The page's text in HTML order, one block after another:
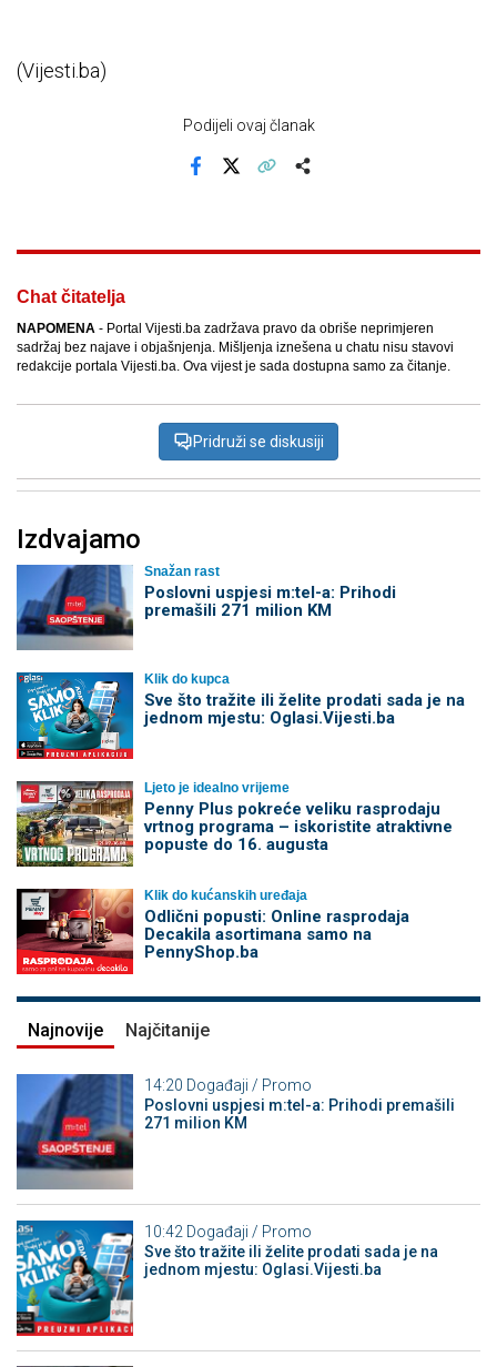
(Vijesti.ba)
Podijeli ovaj članak
Facebook
Chat čitatelja
NAPOMENA - Portal Vijesti.ba zadržava pravo da obriše neprimjeren
sadržaj bez najave i objašnjenja. Mišljenja iznešena u chatu nisu stavovi
redakcije portala Vijesti.ba. Ova vijest je sada dostupna samo za čitanje.
Pridruži se diskusiji
Izdvajamo
Snažan rast
Poslovni uspjesi m:tel-a: Prihodi
premašili 271 milion KM
Klik do kupca
Sve što tražite ili želite prodati sada je na
jednom mjestu: Oglasi.Vijesti.ba
Ljeto je idealno vrijeme
Penny Plus pokreće veliku rasprodaju
vrtnog programa – iskoristite atraktivne
popuste do 16. augusta
Klik do kućanskih uređaja
Odlični popusti: Online rasprodaja
Decakila asortimana samo na
PennyShop.ba
Najnovije Najčitanije
14:20 Događaji / Promo
Poslovni uspjesi m:tel-a: Prihodi premašili
271 milion KM
10:42 Događaji / Promo
Sve što tražite ili želite prodati sada je na
jednom mjestu: Oglasi.Vijesti.ba